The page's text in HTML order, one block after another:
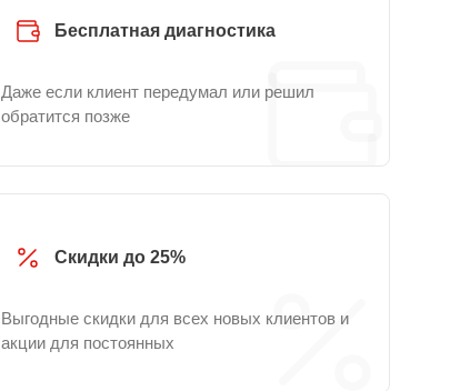
Бесплатная диагностика
Даже если клиент передумал или решил
обратится позже
Скидки до 25%
Выгодные скидки для всех новых клиентов и
акции для постоянных